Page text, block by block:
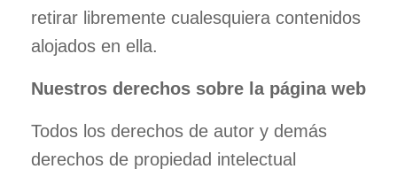
retirar libremente cualesquiera contenidos
alojados en ella.
Nuestros derechos sobre la página web
Todos los derechos de autor y demás
derechos de propiedad intelectual